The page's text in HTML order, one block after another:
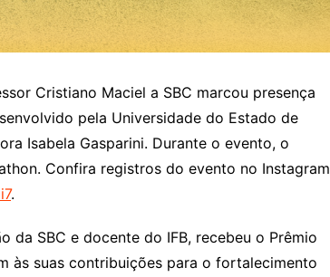
Cristiano Maciel a SBC marcou presença
pela Universidade do Estado de
Isabela Gasparini. Durante o evento, o
Confira registros do evento no Instagram
.
da SBC e docente do IFB, recebeu o Prêmio
às suas contribuições para o fortalecimento